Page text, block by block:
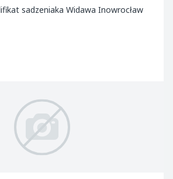
sadzeniaka Widawa Inowrocław